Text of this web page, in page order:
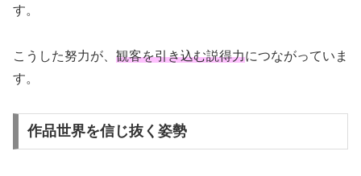
す。
こうした努力が、 観客を引き込む説得力につながっていま
す。
作品世界を信じ抜く姿勢